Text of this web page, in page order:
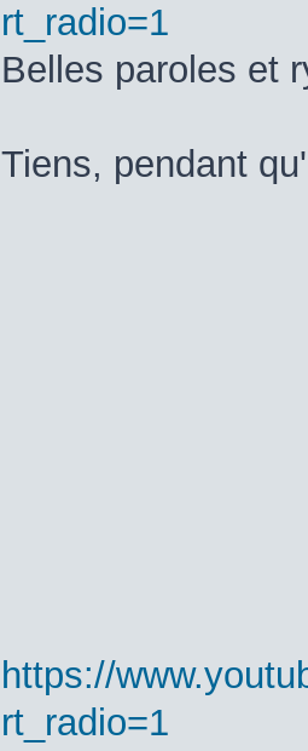
rt_radio=1
Belles paroles et
Tiens, pendant
https://
rt_radio=1